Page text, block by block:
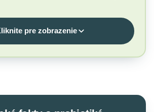
pre zobrazenie